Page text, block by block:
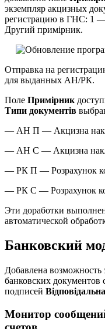
экземпляр акцизных
регистрацию в ГНС: 1
Другий примірник.
Отправка на
для выданных АН/РК.
Поле Примірник
Типи документів
— АН П — Акцизна
— АН С — Акцизна
— РК П — Розрахунок
— РК С — Розрахунок
Эти доработки
автоматической
Банковский
Добавлена возможность
банковских документов
подписей
Монитор